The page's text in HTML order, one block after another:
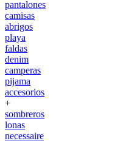
pantalones
camisas
abrigos
playa
faldas
denim
camperas
pijama
accesorios
+
sombreros
lonas
necessaire